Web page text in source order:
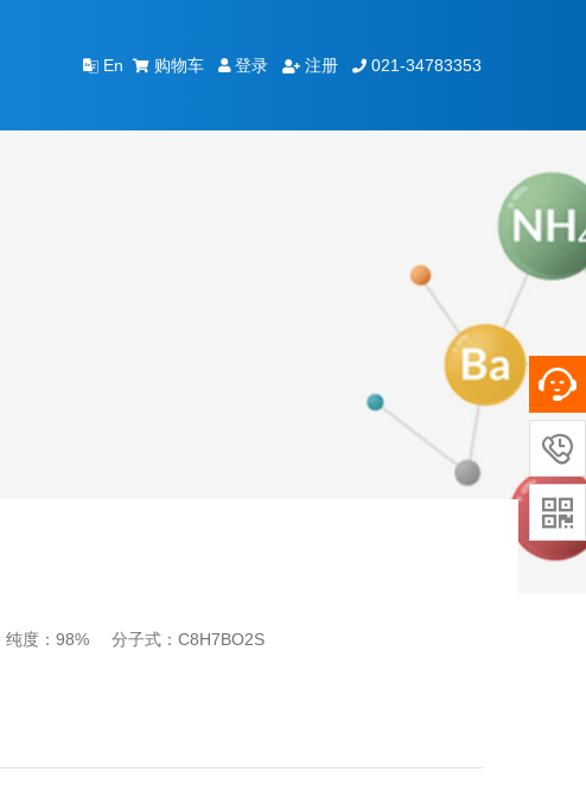
En 购物车 登录 注册 021-34783353
纯度：98% 分子式：C8H7BO2S

